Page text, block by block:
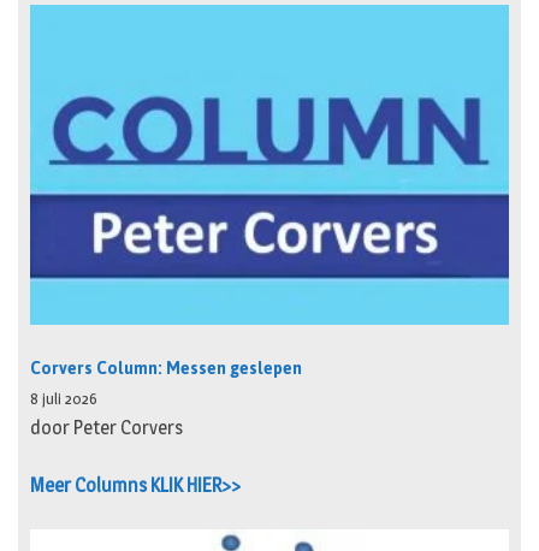
Corvers Column: Messen geslepen
8 juli 2026
door Peter Corvers
Meer Columns KLIK HIER>>